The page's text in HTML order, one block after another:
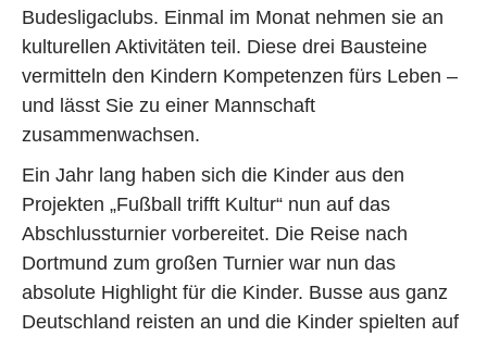
Budesligaclubs. Einmal im Monat nehmen sie an
kulturellen Aktivitäten teil. Diese drei Bausteine
vermitteln den Kindern Kompetenzen fürs Leben –
und lässt Sie zu einer Mannschaft
zusammenwachsen.
Ein Jahr lang haben sich die Kinder aus den
Projekten „Fußball trifft Kultur“ nun auf das
Abschlussturnier vorbereitet. Die Reise nach
Dortmund zum großen Turnier war nun das
absolute Highlight für die Kinder. Busse aus ganz
Deutschland reisten an und die Kinder spielten auf